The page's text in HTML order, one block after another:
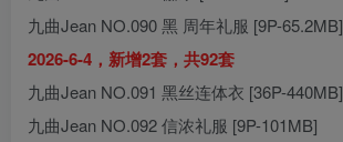
九曲Jean NO.090 黑 周年礼服 [9P-65.2MB]
2026-6-4，新增2套，共92套
九曲Jean NO.091 黑丝连体衣 [36P-440MB]
九曲Jean NO.092 信浓礼服 [9P-101MB]